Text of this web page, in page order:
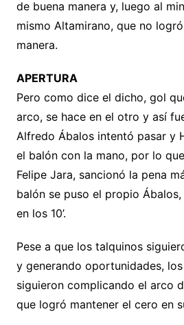
de buena manera y, luego al
mismo Altamirano, que no
manera.
APERTURA
Pero como dice el dicho, gol
arco, se hace en el otro y así
Alfredo Ábalos intentó pasar y
el balón con la mano, por lo
Felipe Jara, sancionó la pena
balón se puso el propio
en los 10’.
Pese a que los talquinos
y generando oportunidades, los
siguieron complicando el arco
que logró mantener el cero en